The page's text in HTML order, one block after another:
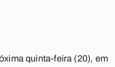
quinta-feira (20), em